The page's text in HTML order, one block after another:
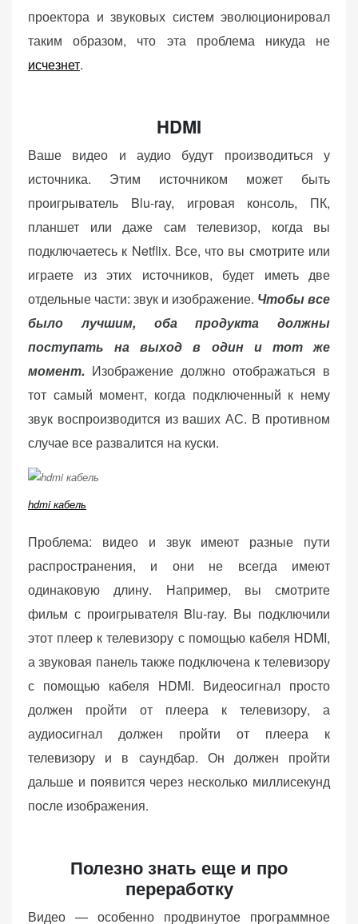
проектора и звуковых систем эволюционировал
таким образом, что эта проблема никуда не
исчезнет.
HDMI
Ваше видео и аудио будут производиться у
источника. Этим источником может быть
проигрыватель Blu-ray, игровая консоль, ПК,
планшет или даже сам телевизор, когда вы
подключаетесь к Netflix. Все, что вы смотрите или
играете из этих источников, будет иметь две
отдельные части: звук и изображение. Чтобы все
было лучшим, оба продукта должны
поступать на выход в один и тот же
момент. Изображение должно отображаться в
тот самый момент, когда подключенный к нему
звук воспроизводится из ваших АС. В противном
случае все развалится на куски.
hdmi кабель
Проблема: видео и звук имеют разные пути
распространения, и они не всегда имеют
одинаковую длину. Например, вы смотрите
фильм с проигрывателя Blu-ray. Вы подключили
этот плеер к телевизору с помощью кабеля HDMI,
а звуковая панель также подключена к телевизору
с помощью кабеля HDMI. Видеосигнал просто
должен пройти от плеера к телевизору, а
аудиосигнал должен пройти от плеера к
телевизору и в саундбар. Он должен пройти
дальше и появится через несколько миллисекунд
после изображения.
Полезно знать еще и про
переработку
Видео — особенно продвинутое программное